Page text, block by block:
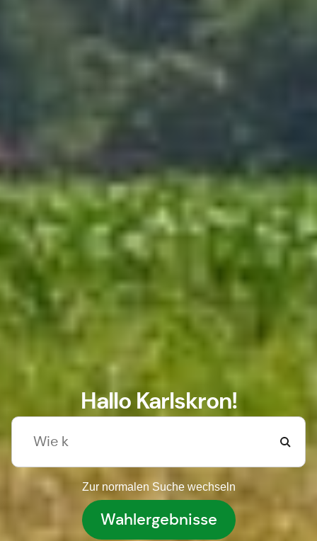
Hallo Karlskron!
Zur normalen Suche wechseln
Wahlergebnisse